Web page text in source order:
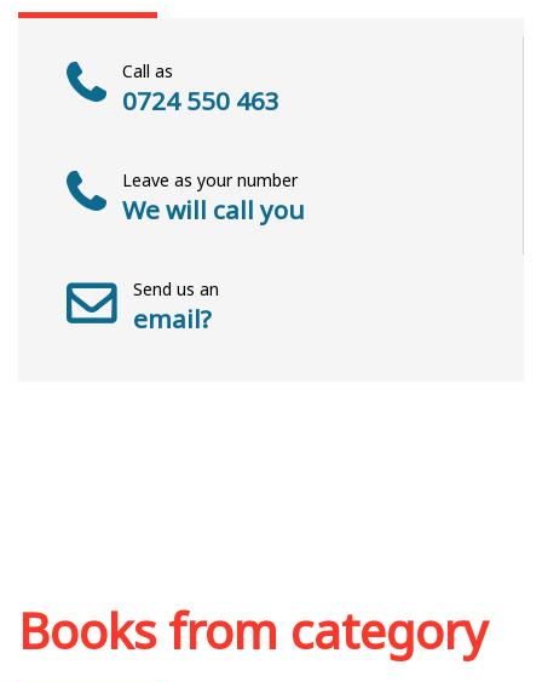
Call as
0724 550 463
Leave as your number
We will call you
Send us an
email?
Books from category